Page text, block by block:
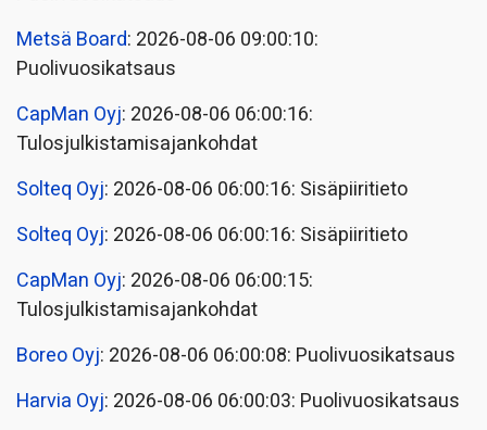
Metsä Board: 2026-08-06 09:00:10:
Puolivuosikatsaus
CapMan Oyj: 2026-08-06 06:00:16:
Tulosjulkistamisajankohdat
Solteq Oyj: 2026-08-06 06:00:16: Sisäpiiritieto
Solteq Oyj: 2026-08-06 06:00:16: Sisäpiiritieto
CapMan Oyj: 2026-08-06 06:00:15:
Tulosjulkistamisajankohdat
Boreo Oyj: 2026-08-06 06:00:08: Puolivuosikatsaus
Harvia Oyj: 2026-08-06 06:00:03: Puolivuosikatsaus